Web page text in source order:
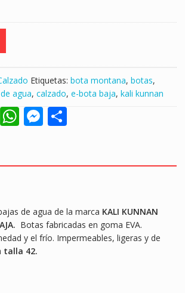
Etiquetas: bota montana, botas,
agua, calzado, e-bota baja, kali kunnan
W
s
p
p
M
e
g
er
S
e
de agua de la marca KALI KUNNAN
Botas fabricadas en goma EVA.
y el frío. Impermeables, ligeras y de
talla 42.